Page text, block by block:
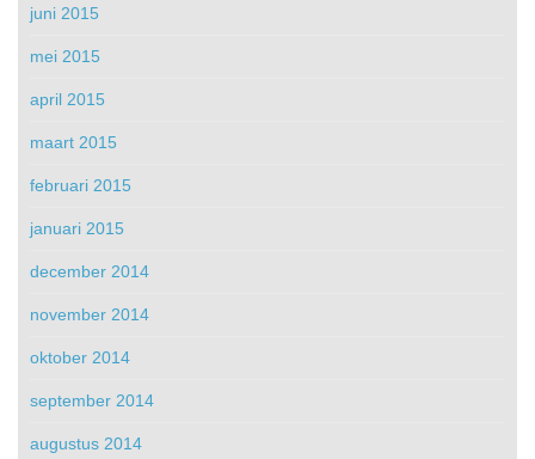
juni 2015
mei 2015
april 2015
maart 2015
februari 2015
januari 2015
december 2014
november 2014
oktober 2014
september 2014
augustus 2014